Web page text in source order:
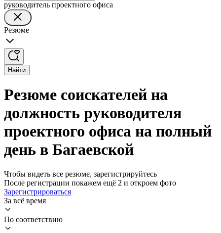
руководитель проектного офиса
Резюме
Найти
Резюме соискателей на
должность руководителя
проектного офиса на полный
день в Багаевской
Чтобы видеть все резюме, зарегистрируйтесь
После регистрации покажем ещё 2 и откроем фото
Зарегистрироваться
За всё время
По соответствию